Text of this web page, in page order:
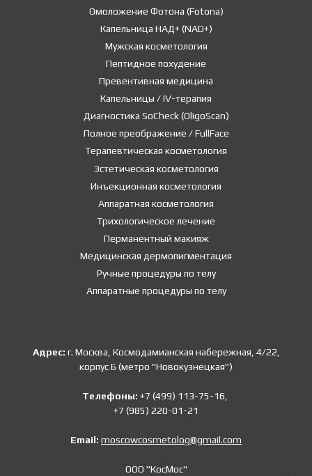
Омоложение Фотона (Fotona)
Капельница НАД+ (NAD+)
Мужская косметология
Пептидное похудение
Превентивная медицина
Капельницы / IV-терапия
Диагностика SoCheck (OligoScan)
Полное преображение / FullFace
Терапевтическая косметология
Эстетическая косметология
Инъекционная косметология
Аппаратная косметология
Трихологическое лечение
Перманентный макияж
Медицинская дермопигментация
Ручные процедуры по телу
Аппаратные процедуры по телу
Адрес: г. Москва, Космодамианская набережная, 4/22,
корпус Б (метро "Новокузнецкая")
Телефоны: +7 (499) 113-75-16,
+7 (985) 220-01-21
Email: moscowcosmetolog@gmail.com
ООО "КосМос"